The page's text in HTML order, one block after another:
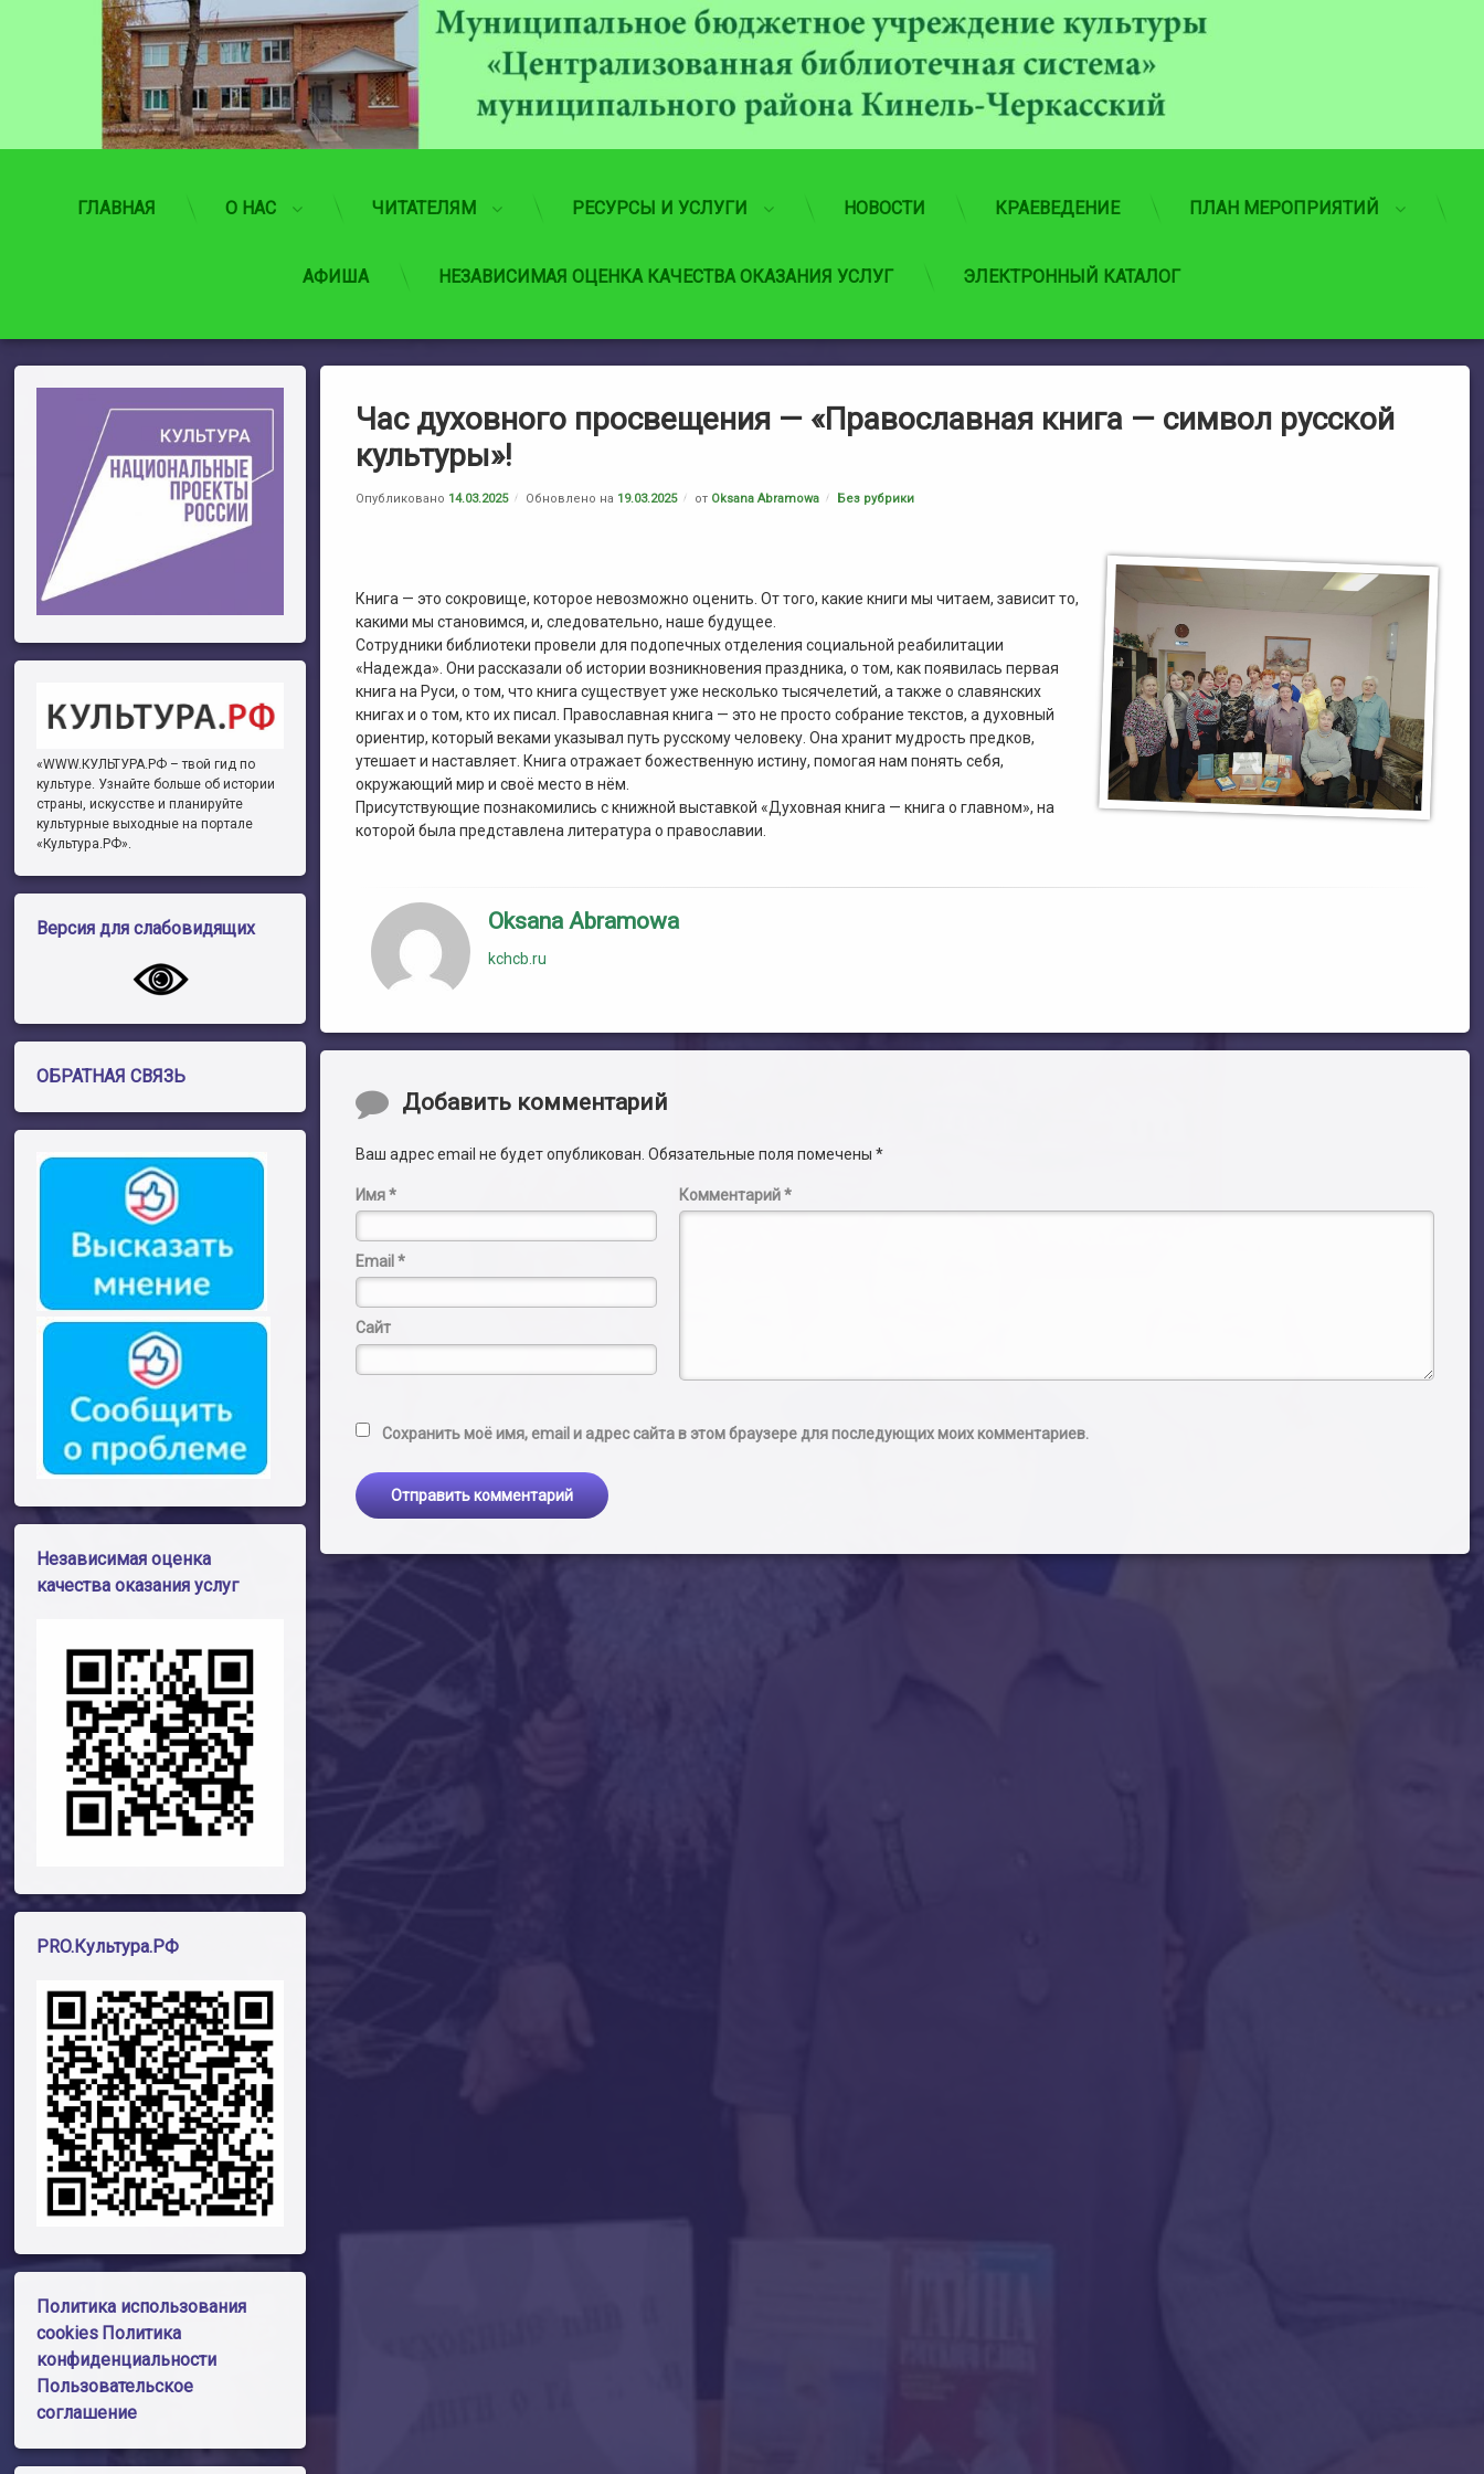
содержимому
ГЛАВНАЯ О НАС ЧИТАТЕЛЯМ РЕСУРСЫ И УСЛУГИ НОВОСТИ КРАЕВЕДЕНИЕ ПЛАН МЕРОПРИЯТИЙ
АФИША НЕЗАВИСИМАЯ ОЦЕНКА КАЧЕСТВА ОКАЗАНИЯ УСЛУГ ЭЛЕКТРОННЫЙ КАТАЛОГ
Час духовного просвещения — «Православная книга — символ русской
культуры»!
Опубликовано 14.03.2025 Обновлено на 19.03.2025 от Oksana Abramowa Рубрики:
Без рубрики
Книга — это сокровище, которое невозможно оценить. От того, какие книги мы читаем, зависит то,
какими мы становимся, и, следовательно, наше будущее.
Сотрудники библиотеки провели для подопечных отделения социальной реабилитации
«Надежда». Они рассказали об истории возникновения праздника, о том, как появилась первая
книга на Руси, о том, что книга существует уже несколько тысячелетий, а также о славянских
книгах и о том, кто их писал. Православная книга — это не просто собрание текстов, а духовный
ориентир, который веками указывал путь русскому человеку. Она хранит мудрость предков,
утешает и наставляет. Книга отражает божественную истину, помогая нам понять себя,
окружающий мир и своё место в нём.
Присутствующие познакомились с книжной выставкой «Духовная книга — книга о главном», на
которой была представлена литература о православии.
Oksana Abramowa
kchcb.ru
Комментарии
Добавить комментарий
Ваш адрес email не будет опубликован. Обязательные поля помечены*
Комментарий*
Имя*
Email*
Сайт
Сохранить моё имя, email и адрес сайта в этом браузере для последующих моих комментариев.
«WWW.КУЛЬТУРА.РФ – твой гид по
культуре. Узнайте больше об истории
страны, искусстве и планируйте
культурные выходные на портале
«Культура.РФ».
Версия для слабовидящих
ОБРАТНАЯ СВЯЗЬ
Независимая оценка
качества оказания услуг
PRO.Культура.РФ
Политика использования
cookies Политика
конфиденциальности
Пользовательское
соглашение